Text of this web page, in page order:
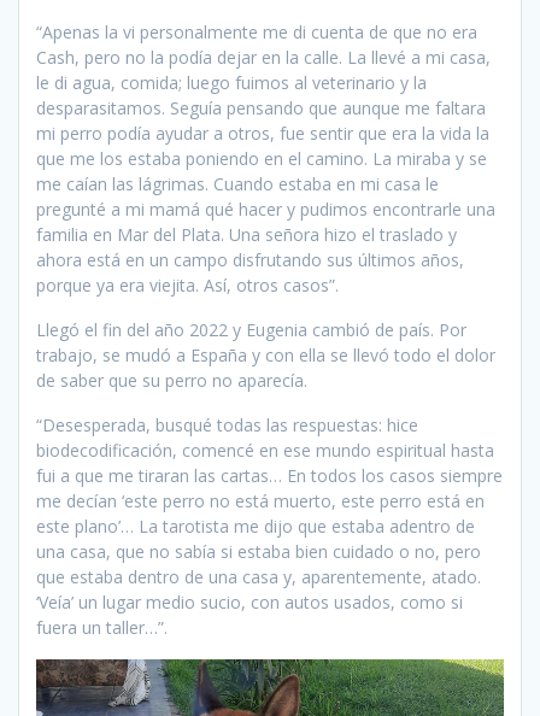
“Apenas la vi personalmente me di cuenta de que no era
Cash, pero no la podía dejar en la calle. La llevé a mi casa,
le di agua, comida; luego fuimos al veterinario y la
desparasitamos. Seguía pensando que aunque me faltara
mi perro podía ayudar a otros, fue sentir que era la vida la
que me los estaba poniendo en el camino. La miraba y se
me caían las lágrimas. Cuando estaba en mi casa le
pregunté a mi mamá qué hacer y pudimos encontrarle una
familia en Mar del Plata. Una señora hizo el traslado y
ahora está en un campo disfrutando sus últimos años,
porque ya era viejita. Así, otros casos”.
Llegó el fin del año 2022 y Eugenia cambió de país. Por
trabajo, se mudó a España y con ella se llevó todo el dolor
de saber que su perro no aparecía.
“Desesperada, busqué todas las respuestas: hice
biodecodificación, comencé en ese mundo espiritual hasta
fui a que me tiraran las cartas… En todos los casos siempre
me decían ‘este perro no está muerto, este perro está en
este plano’… La tarotista me dijo que estaba adentro de
una casa, que no sabía si estaba bien cuidado o no, pero
que estaba dentro de una casa y, aparentemente, atado.
‘Veía’ un lugar medio sucio, con autos usados, como si
fuera un taller…”.